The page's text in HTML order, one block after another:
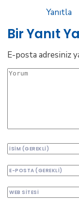
Yanıtla
Bir Yanıt
E-posta adresiniz